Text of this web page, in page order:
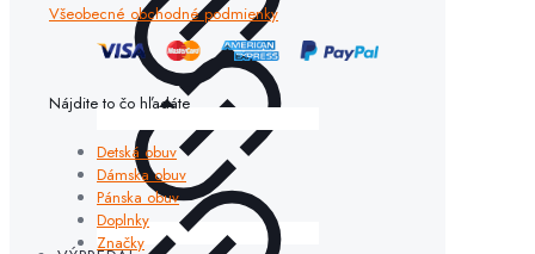
Všeobecné obchodné podmienky
Nájdite to čo hľadáte
Detská obuv
Dámska obuv
Pánska obuv
Doplnky
Značky